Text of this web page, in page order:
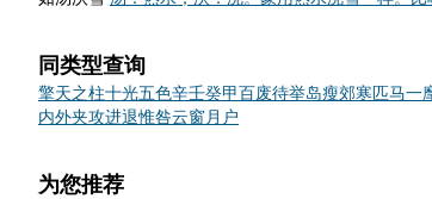
同类型查询
擎天之柱十光五色辛壬癸甲百废待举岛瘦郊寒匹马一
内外夹攻进退惟咎云窗月户
为您推荐